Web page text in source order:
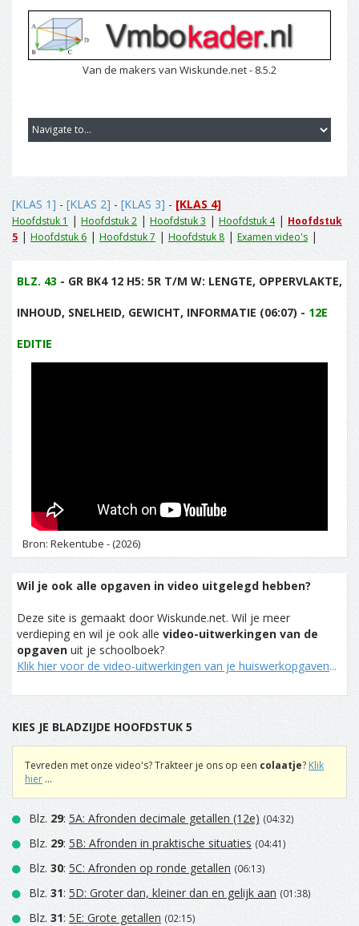
Van de makers van Wiskunde.net - 8.5.2
[KLAS 1] - [KLAS 2] - [KLAS 3] - [KLAS 4]
Hoofdstuk 1 | Hoofdstuk 2 | Hoofdstuk 3 | Hoofdstuk 4| Hoofdstuk
5 | Hoofdstuk 6 | Hoofdstuk 7 | Hoofdstuk 8 | Examen video's |
BLZ. 43 - GR BK4 12 H5: 5R T/M W: LENGTE, OPPERVLAKTE,
INHOUD, SNELHEID, GEWICHT, INFORMATIE (06:07) - 12E
EDITIE
Bron: Rekentube - (2026)
Wil je ook alle opgaven in video uitgelegd hebben?
Deze site is gemaakt door Wiskunde.net. Wil je meer
verdieping en wil je ook alle video-uitwerkingen van de
opgaven uit je schoolboek?
Klik hier voor de video-uitwerkingen van je huiswerkopgaven...
KIES JE BLADZIJDE HOOFDSTUK 5
Tevreden met onze video's? Trakteer je ons op een colaatje? Klik
hier ...
Blz. 29: 5A: Afronden decimale getallen (12e) (04:32)
Blz. 29: 5B: Afronden in praktische situaties (04:41)
Blz. 30: 5C: Afronden op ronde getallen (06:13)
Blz. 31: 5D: Groter dan, kleiner dan en gelijk aan (01:38)
Blz. 31: 5E: Grote getallen (02:15)